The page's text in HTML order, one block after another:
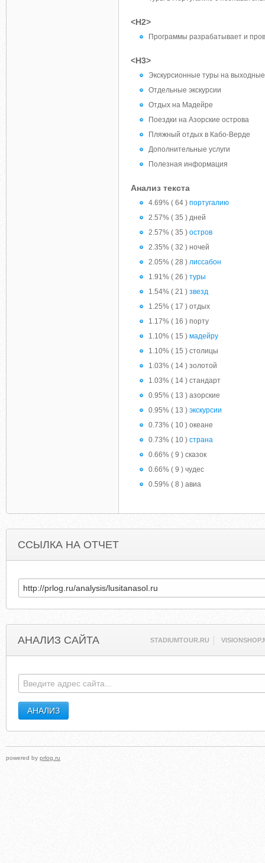
<H2>
Программы разрабатывает и
<H3>
Экскурсионные туры на выходные
Отдельные экскурсии
Отдых на Мадейре
Поездки на Азорские острова
Пляжный отдых в Кабо-Верде
Дополнительные услуги
Полезная информация
Анализ текста
4.69% ( 64 ) португалию
2.57% ( 35 ) дней
2.57% ( 35 ) остров
2.35% ( 32 ) ночей
2.05% ( 28 ) лиссабон
1.91% ( 26 ) туры
1.54% ( 21 ) звезд
1.25% ( 17 ) отдых
1.17% ( 16 ) порту
1.10% ( 15 ) мадейру
1.10% ( 15 ) столицы
1.03% ( 14 ) золотой
1.03% ( 14 ) стандарт
0.95% ( 13 ) азорские
0.95% ( 13 ) экскурсии
0.73% ( 10 ) океане
0.73% ( 10 ) страна
0.66% ( 9 ) сказок
0.66% ( 9 ) чудес
0.59% ( 8 ) авиа
ССЫЛКА НА ОТЧЕТ
АНАЛИЗ САЙТА STADIUMTOUR.RU
powered by prlog.ru